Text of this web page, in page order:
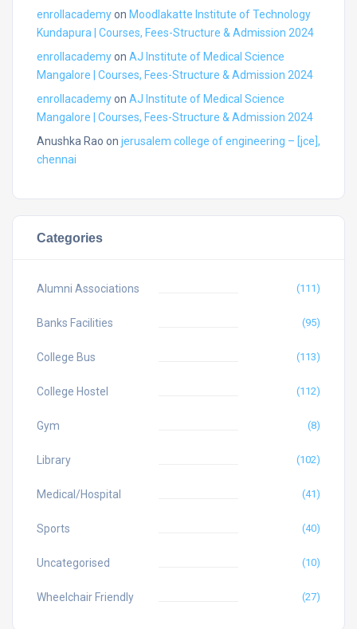
enrollacademyon Moodlakatte Institute of Technology
Kundapura | Courses, Fees-Structure & Admission 2024
enrollacademyon AJ Institute of Medical Science
Mangalore | Courses, Fees-Structure & Admission 2024
enrollacademyon AJ Institute of Medical Science
Mangalore | Courses, Fees-Structure & Admission 2024
Anushka Rao on jerusalem college of engineering – [jce],
chennai
Categories
Alumni Associations (111)
Banks Facilities (95)
College Bus (113)
College Hostel (112)
Gym (8)
Library (102)
Medical/Hospital (41)
Sports (40)
Uncategorised (10)
Wheelchair Friendly (27)